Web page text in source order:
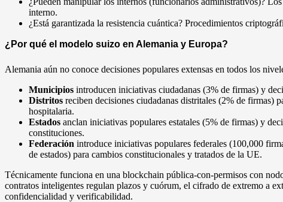
interno.
¿Está garantizada la resistencia cuántica? Procedimientos
¿Por qué el modelo suizo en Alemania y Europa?
Alemania aún no conoce decisiones populares extensas en todos los
Municipios introducen iniciativas ciudadanas (3% de firmas) y
Distritos reciben decisiones ciudadanas distritales (2% de firmas)
hospitalaria.
Estados anclan iniciativas populares estatales (5% de firmas) y
constituciones.
Federación introduce iniciativas populares federales (100,000
de estados) para cambios constitucionales y tratados de la UE.
Técnicamente funciona en una blockchain pública-con-permisos con
contratos inteligentes regulan plazos y cuórum, el cifrado de extremo a
confidencialidad y verificabilidad.